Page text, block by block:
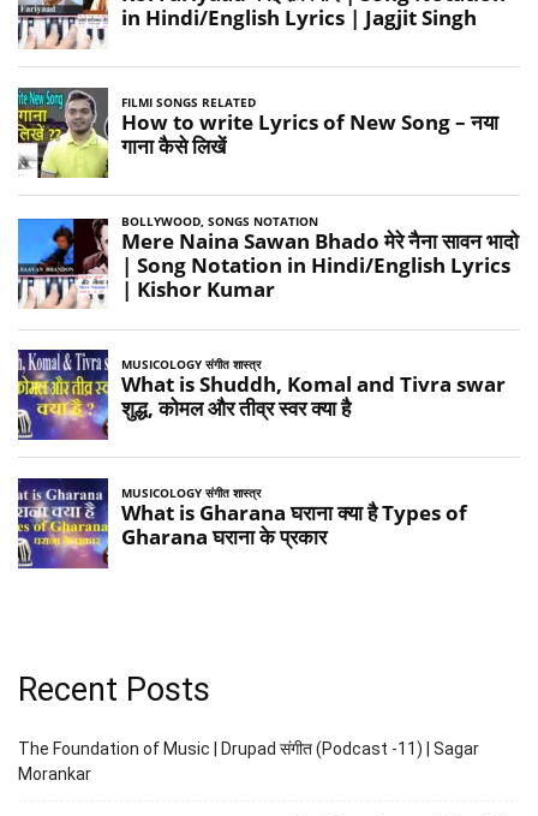
Recent Posts
The Foundation of Music | Drupad संगीत (Podcast -11) | Sagar
Morankar